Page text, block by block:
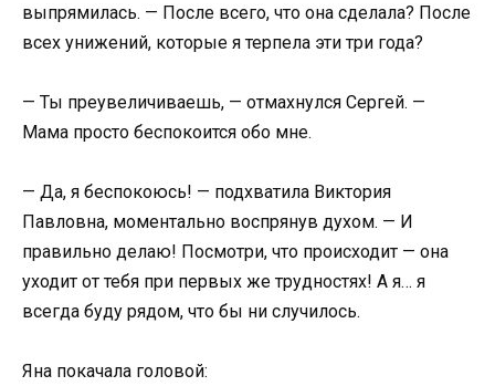
выпрямилась. — После всего, что она сделала? После
всех унижений, которые я терпела эти три года?
— Ты преувеличиваешь, — отмахнулся Сергей. —
Мама просто беспокоится обо мне.
— Да, я беспокоюсь! — подхватила Виктория
Павловна, моментально воспрянув духом. — И
правильно делаю! Посмотри, что происходит — она
уходит от тебя при первых же трудностях! А я… я
всегда буду рядом, что бы ни случилось.
Яна покачала головой: